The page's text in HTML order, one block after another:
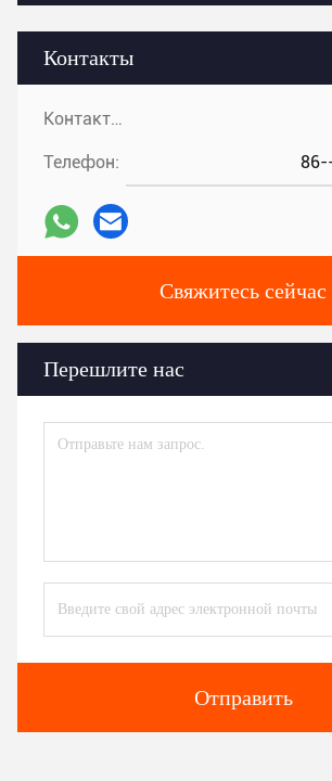
Контакты
Контакты:
Телефон:
Свяжитесь сейчас
Перешлите нас
Отправить